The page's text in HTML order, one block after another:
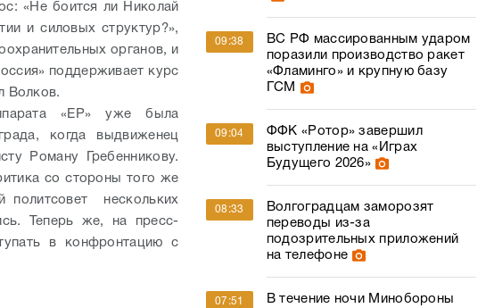
«Не боится ли Николай
и силовых структур?»,
органов, и
поддерживает курс
Волков.
«ЕР» уже была
когда выдвиженец
Роману Гребенникову.
со стороны того же
политсовет нескольких
Теперь же, на пресс-
в конфронтацию с
09:38
ВС РФ массированным ударом
поразили производство ракет
«Фламинго» и крупную базу
ГСМ
09:04
ФФК «Ротор» завершил
выступление на «Играх
Будущего 2026»
08:33
Волгоградцам заморозят
переводы из-за
подозрительных приложений
на телефоне
07:51
В течение ночи Минобороны